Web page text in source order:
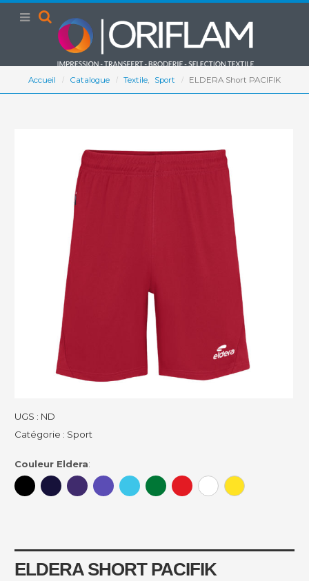
Accueil Catalogue Textile, Sport ELDERA Short PACIFIK
UGS : ND
Catégorie : Sport
Couleur Eldera:
ELDERA SHORT PACIFIK